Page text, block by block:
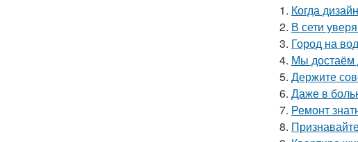
1. Когда
2. В сети
3. Город на
4. Мы достаём
5. Держите
6. Даже в
7. Ремонт
8.